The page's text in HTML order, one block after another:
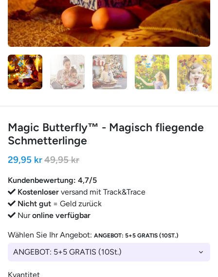
Magic Butterfly™ - Magisch fliegende
Schmetterlinge
29,95 kr49,95 kr
Kundenbewertung: 4,7/5
Kostenloser versand mit Track&Trace
Nicht gut = Geld zurück
Nuronline verfügbar
Wählen Sie Ihr Angebot: ANGEBOT: 5+5 GRATIS (10ST.)
Kvantitet